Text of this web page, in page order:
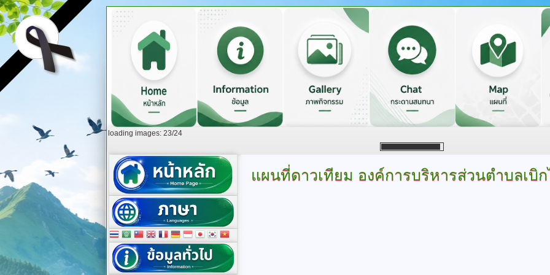
loading images: 23/24
แผนที่ดาวเทียม องค์การบริหารส่วนตำบลเบิ